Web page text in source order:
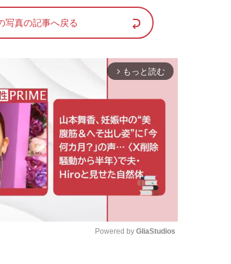
写真の記事へ戻る
arrow_forward_ios もっと読む
Powered by GliaStudios